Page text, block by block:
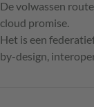
De volwassen
cloud promise.
Het is een
by-design,